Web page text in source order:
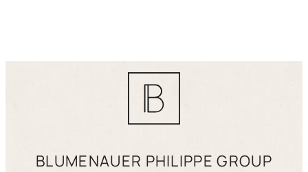
BLUMENAUER PHILIPPE GROUP